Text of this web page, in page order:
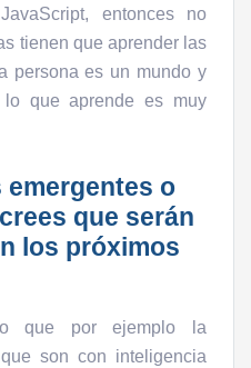
entonces no
tienen que aprender las
persona es un mundo y
que aprende es muy
emergentes o
que serán
los próximos
que por ejemplo la
son con inteligencia